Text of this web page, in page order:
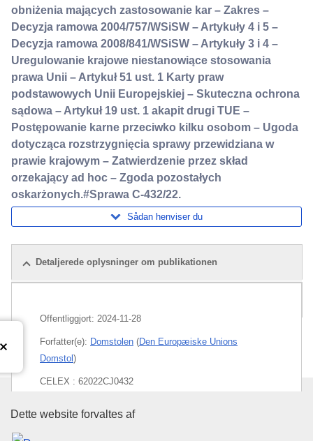
obniżenia mających zastosowanie kar – Zakres –
Decyzja ramowa 2004/757/WSiSW – Artykuły 4 i 5 –
Decyzja ramowa 2008/841/WSiSW – Artykuły 3 i 4 –
Uregulowanie krajowe niestanowiące stosowania
prawa Unii – Artykuł 51 ust. 1 Karty praw
podstawowych Unii Europejskiej – Skuteczna ochrona
sądowa – Artykuł 19 ust. 1 akapit drugi TUE –
Postępowanie karne przeciwko kilku osobom – Ugoda
dotycząca rozstrzygnięcia sprawy przewidziana w
prawie krajowym – Zatwierdzenie przez skład
orzekający ad hoc – Zgoda pozostałych
oskarżonych.#Sprawa C-432/22.
Sådan henviser du
Detaljerede oplysninger om publikationen
Offentliggjort: 2024-11-28
Forfatter(e): Domstolen (Den Europæiske Unions
Domstol )
CELEX : 62022CJ0432
Den Europæiske Unions
Dette website forvaltes af